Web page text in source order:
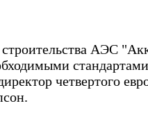
АЭС
четвертого